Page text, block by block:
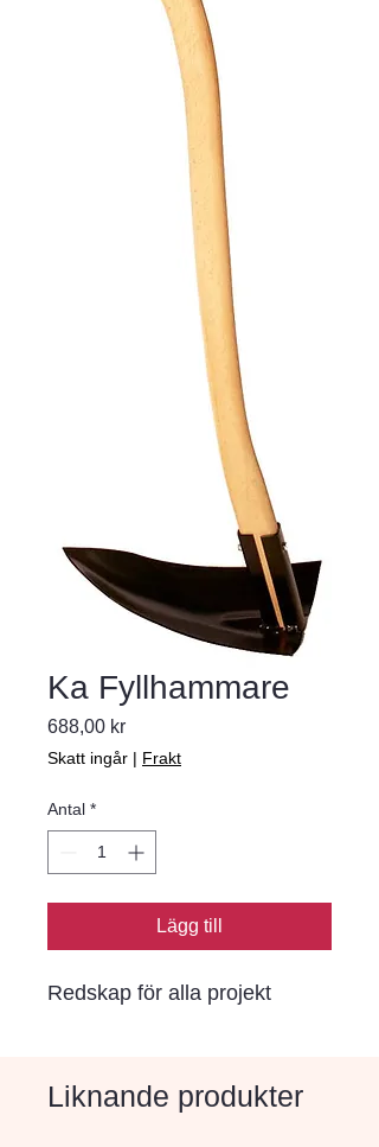
Ka Fyllhammare
688,00 krPris
Skatt ingår | Frakt
Antal *
Lägg till
Redskap för alla projekt
Liknande produkter